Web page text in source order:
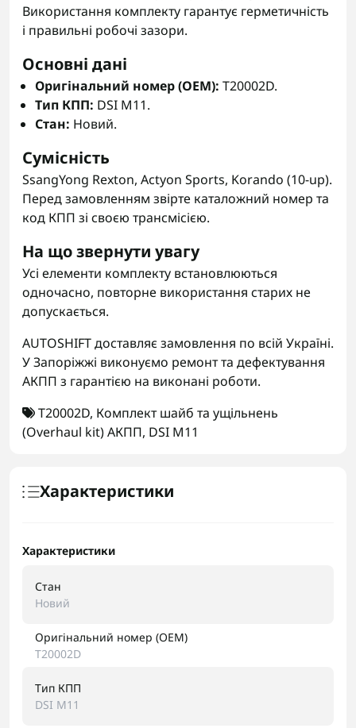
Використання комплекту гарантує герметичність
і правильні робочі зазори.
Основні дані
Оригінальний номер (OEM): T20002D.
Тип КПП: DSI M11.
Стан: Новий.
Сумісність
SsangYong Rexton, Actyon Sports, Korando (10-up).
Перед замовленням звірте каталожний номер та
код КПП зі своєю трансмісією.
На що звернути увагу
Усі елементи комплекту встановлюються
одночасно, повторне використання старих не
допускається.
AUTOSHIFT доставляє замовлення по всій Україні.
У Запоріжжі виконуємо ремонт та дефектування
АКПП з гарантією на виконані роботи.
T20002D, Комплект шайб та ущільнень
(Overhaul kit) АКПП, DSI M11
Характеристики
Характеристики
Стан
Новий
Оригінальний номер (OEM)
T20002D
Тип КПП
DSI M11